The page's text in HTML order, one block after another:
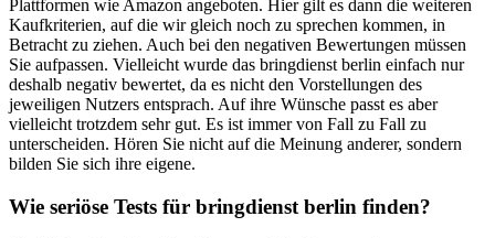
Plattformen wie Amazon angeboten. Hier gilt es dann die weiteren
Kaufkriterien, auf die wir gleich noch zu sprechen kommen, in
Betracht zu ziehen. Auch bei den negativen Bewertungen müssen
Sie aufpassen. Vielleicht wurde das bringdienst berlin einfach nur
deshalb negativ bewertet, da es nicht den Vorstellungen des
jeweiligen Nutzers entsprach. Auf ihre Wünsche passt es aber
vielleicht trotzdem sehr gut. Es ist immer von Fall zu Fall zu
unterscheiden. Hören Sie nicht auf die Meinung anderer, sondern
bilden Sie sich ihre eigene.
Wie seriöse Tests für bringdienst berlin finden?